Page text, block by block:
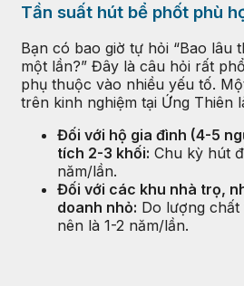
Tần suất hút bể phốt phù
Bạn có bao giờ tự hỏi “Bao lâu
một lần?” Đây là câu hỏi rất
phụ thuộc vào nhiều yếu tố.
trên kinh nghiệm tại Ứng Thiên
Đối với hộ gia đình (4-5
tích 2-3 khối: Chu kỳ hút
năm/lần.
Đối với các khu nhà trọ,
doanh nhỏ: Do lượng
nên là 1-2 năm/lần.